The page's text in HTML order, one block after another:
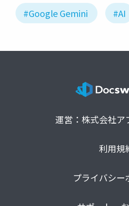
#Google Gemini #AI
運営：株式会社ア
利用規
プライバシー